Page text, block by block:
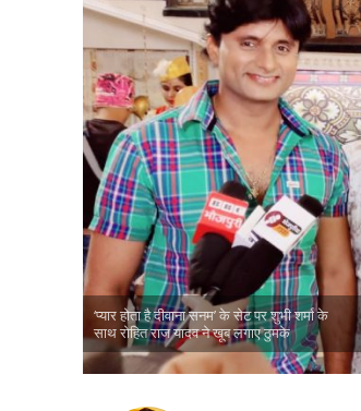
‘प्‍यार होता है दीवाना सनम’ के सेट पर शुभी शर्मा के
साथ रोहित राज यादव ने खूब लगाए ठुमके